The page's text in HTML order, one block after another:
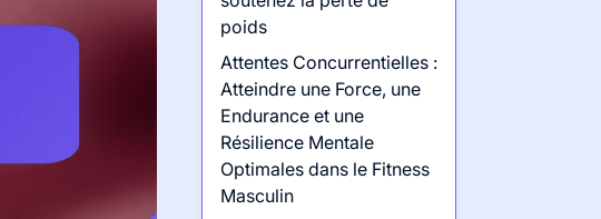
poids
Attentes Concurrentielles :
Atteindre une Force, une
Endurance et une
Résilience Mentale
Optimales dans le Fitness
Masculin